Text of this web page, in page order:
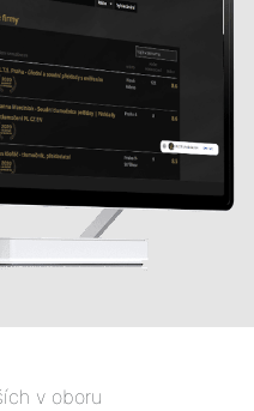
v oboru